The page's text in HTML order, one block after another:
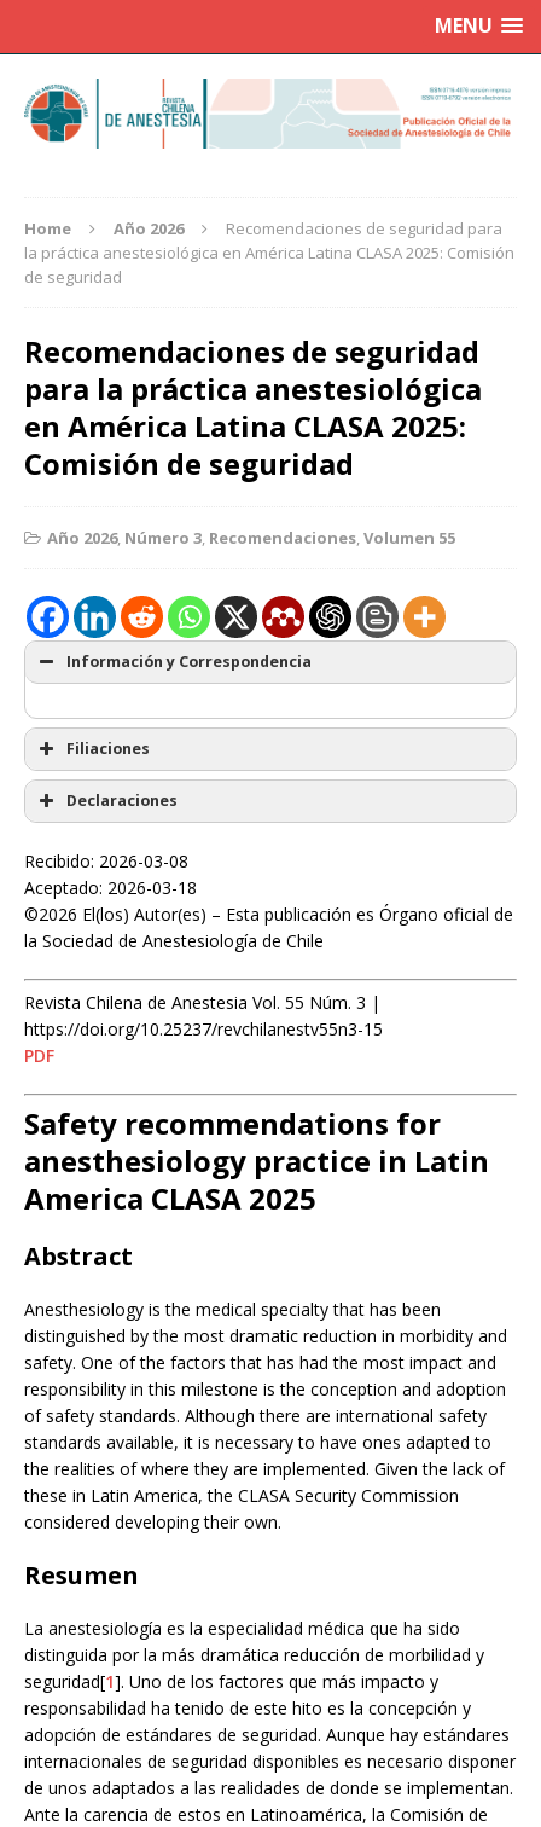
MENU
Home Año 2026
Recomendaciones de seguridad para
la práctica anestesiológica en América Latina CLASA 2025: Comisión
de seguridad
Recomendaciones de seguridad
para la práctica anestesiológica
en América Latina CLASA 2025:
Comisión de seguridad
Año 2026, Número 3, Recomendaciones,Volumen 55
Información y Correspondencia
Filiaciones
Declaraciones
Recibido: 2026-03-08
Aceptado: 2026-03-18
©2026 El(los) Autor(es) – Esta publicación es Órgano oficial de
la Sociedad de Anestesiología de Chile
Revista Chilena de Anestesia Vol. 55 Núm. 3 |
https://doi.org/10.25237/revchilanestv55n3-15
PDF
Safety recommendations for
anesthesiology practice in Latin
America CLASA 2025
Abstract
Anesthesiology is the medical specialty that has been
distinguished by the most dramatic reduction in morbidity and
safety. One of the factors that has had the most impact and
responsibility in this milestone is the conception and adoption
of safety standards. Although there are international safety
standards available, it is necessary to have ones adapted to
the realities of where they are implemented. Given the lack of
these in Latin America, the CLASA Security Commission
considered developing their own.
Resumen
La anestesiología es la especialidad médica que ha sido
distinguida por la más dramática reducción de morbilidad y
seguridad[1]. Uno de los factores que más impacto y
responsabilidad ha tenido de este hito es la concepción y
adopción de estándares de seguridad. Aunque hay estándares
internacionales de seguridad disponibles es necesario disponer
de unos adaptados a las realidades de donde se implementan.
Ante la carencia de estos en Latinoamérica, la Comisión de